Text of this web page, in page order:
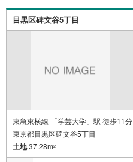
目黒区碑文谷5丁目
東急東横線 「学芸大学」駅 徒歩11分
東京都目黒区碑文谷5丁目
土地37.28m2